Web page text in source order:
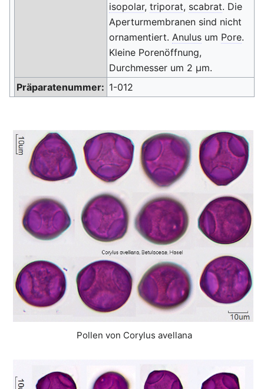
isopolar,triporat, scabrat. Die
Aperturmembranen sind nicht
ornamentiert.Anulus um Pore.
Kleine Porenöffnung,
Durchmesser um 2 μm.
Präparatenummer: 1-012
Pollen von Corylus avellana